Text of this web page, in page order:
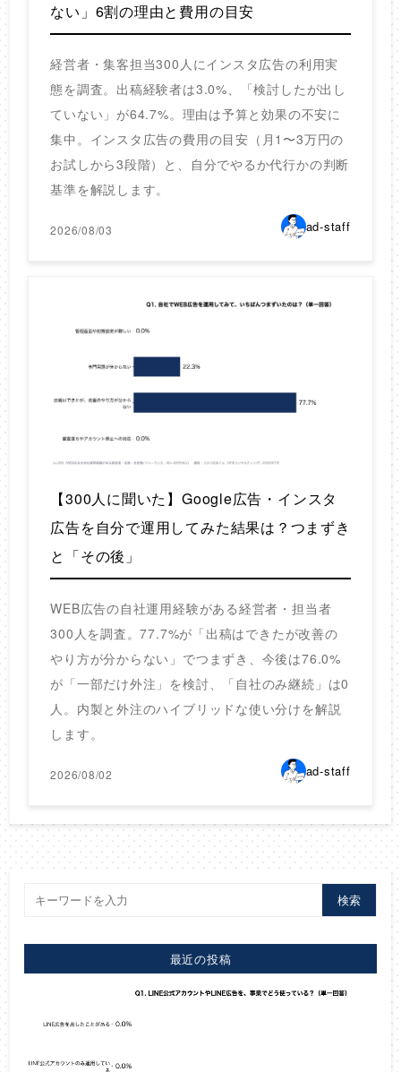
ない」6割の理由と費用の目安
経営者・集客担当300人にインスタ広告の利用実
態を調査。出稿経験者は3.0%、「検討したが出し
ていない」が64.7%。理由は予算と効果の不安に
集中。インスタ広告の費用の目安（月1〜3万円の
お試しから3段階）と、自分でやるか代行かの判断
基準を解説します。
2026/08/03 ad-staff
【300人に聞いた】Google広告・インスタ
広告を自分で運用してみた結果は？つまずき
と「その後」
WEB広告の自社運用経験がある経営者・担当者
300人を調査。77.7%が「出稿はできたが改善の
やり方が分からない」でつまずき、今後は76.0%
が「一部だけ外注」を検討、「自社のみ継続」は0
人。内製と外注のハイブリッドな使い分けを解説
します。
2026/08/02 ad-staff
検索
最近の投稿